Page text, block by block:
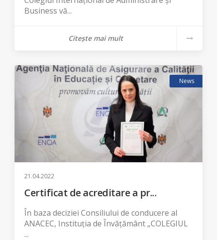
Business vă...
Citește mai mult
News
21.04.2022
Certificat de acreditare a pr...
În baza deciziei Consiliului de conducere al
ANACEC, Instituția de Învățământ „COLEGIUL
...